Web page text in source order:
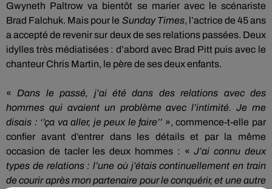
Gwyneth Paltrow va bientôt se marier avec le scénariste
Brad Falchuk. Mais pour le Sunday Times, l’actrice de 45 ans
a accepté de revenir sur deux de ses relations passées. Deux
idylles très médiatisées : d’abord avec Brad Pitt puis avec le
chanteur Chris Martin, le père de ses deux enfants.
« Dans le passé, j’ai été dans des relations avec des
hommes qui avaient un problème avec l’intimité. Je me
disais : ‘’ça va aller, je peux le faire’’ », commence-t-elle par
confier avant d’entrer dans les détails et par la même
occasion de tacler les deux hommes : «J’ai connu deux
types de relations : l’une où j’étais continuellement en train
de courir après mon partenaire pour le conquérir, et une autre